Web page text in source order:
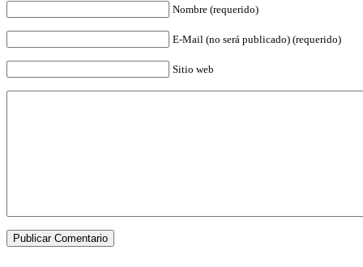
Nombre (requerido)
E-Mail (no será publicado) (requerido)
Sitio web